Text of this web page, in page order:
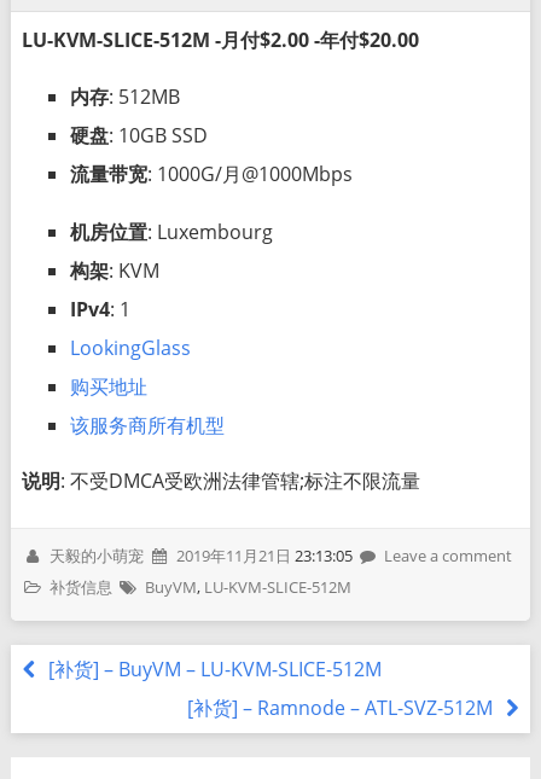
LU-KVM-SLICE-512M -月付$2.00 -年付$20.00
内存: 512MB
硬盘: 10GB SSD
流量带宽: 1000G/月@1000Mbps
机房位置: Luxembourg
构架: KVM
IPv4: 1
LookingGlass
购买地址
该服务商所有机型
说明: 不受DMCA受欧洲法律管辖;标注不限流量
天毅的小萌宠 2019年11月21日 23:13:05
Leave a comment
补货信息
BuyVM, LU-KVM-SLICE-512M
[补货] – BuyVM – LU-KVM-SLICE-512M
[补货] – Ramnode – ATL-SVZ-512M